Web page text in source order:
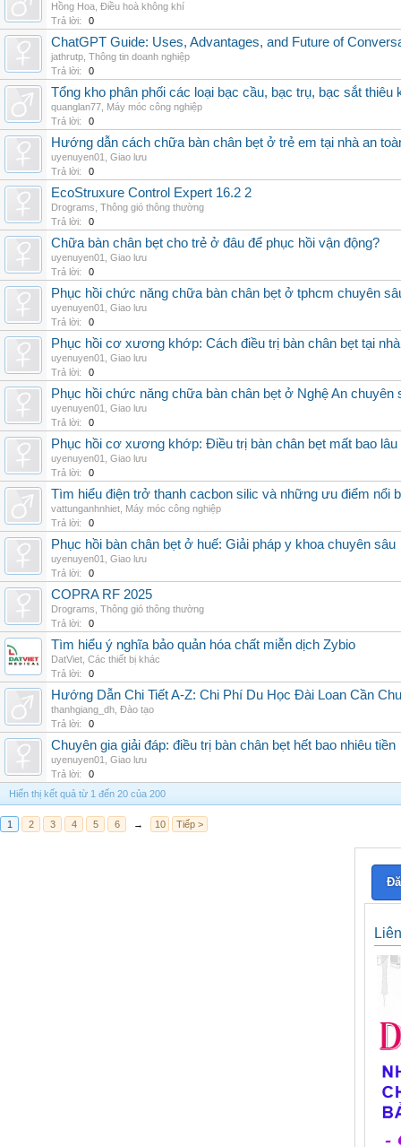
Hồng Hoa Điều hoà không khí
Trả lời:
0
ChatGPT Guide: Uses, Advantages, and Future of
jathrutp Thông tin doanh nghiệp
Trả lời:
0
Tổng kho phân phối các loại bạc cầu, bạc trụ, bạc sắt thiêu
quanglan77 Máy móc công nghiệp
Trả lời:
0
Hướng dẫn cách chữa bàn chân bẹt ở trẻ em tại nhà an
uyenuyen01
Giao lưu
Trả lời:
0
EcoStruxure Control Expert 16.2 2
Drograms Thông gió thông thường
Trả lời:
0
Chữa bàn chân bẹt cho trẻ ở đâu để phục hồi vận động?
uyenuyen01
Giao lưu
Trả lời:
0
Phục hồi chức năng chữa bàn chân bẹt ở tphcm chuyên
uyenuyen01
Giao lưu
Trả lời:
0
Phục hồi cơ xương khớp: Cách điều trị bàn chân bẹt tại
uyenuyen01
Giao lưu
Trả lời:
0
Phục hồi chức năng chữa bàn chân bẹt ở Nghệ An chuyên
uyenuyen01
Giao lưu
Trả lời:
0
Phục hồi cơ xương khớp: Điều trị bàn chân bẹt mất bao lâu
uyenuyen01
Giao lưu
Trả lời:
0
Tìm hiểu điện trở thanh cacbon silic và những ưu điểm nổi
vattunganhnhiet Máy móc công nghiệp
Trả lời:
0
Phục hồi bàn chân bẹt ở huế: Giải pháp y khoa chuyên sâu
uyenuyen01
Giao lưu
Trả lời:
0
COPRA RF 2025
Drograms Thông gió thông thường
Trả lời:
0
Tìm hiểu ý nghĩa bảo quản hóa chất miễn dịch Zybio
DatViet Các thiết bị khác
Trả lời:
0
Hướng Dẫn Chi Tiết A-Z: Chi Phí Du Học Đài Loan Cần
thanhgiang_dh Đào tạo
Trả lời:
0
Chuyên gia giải đáp: điều trị bàn chân bẹt hết bao nhiêu tiền
uyenuyen01
Giao lưu
Trả lời:
0
Hiển thị kết quả từ 1 đến 20 của 200
1 2 3 4 5 6 → 10 Tiếp >